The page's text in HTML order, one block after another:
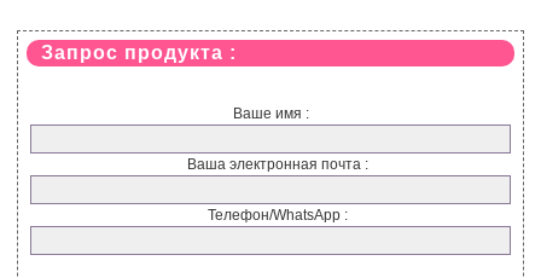
Запрос продукта :
Ваше имя :
Ваша электронная почта :
Телефон/WhatsApp :